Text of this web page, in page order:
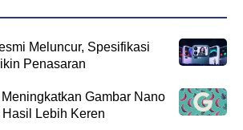
Meluncur, Spesifikasi
Penasaran
Gambar Nano
Lebih Keren